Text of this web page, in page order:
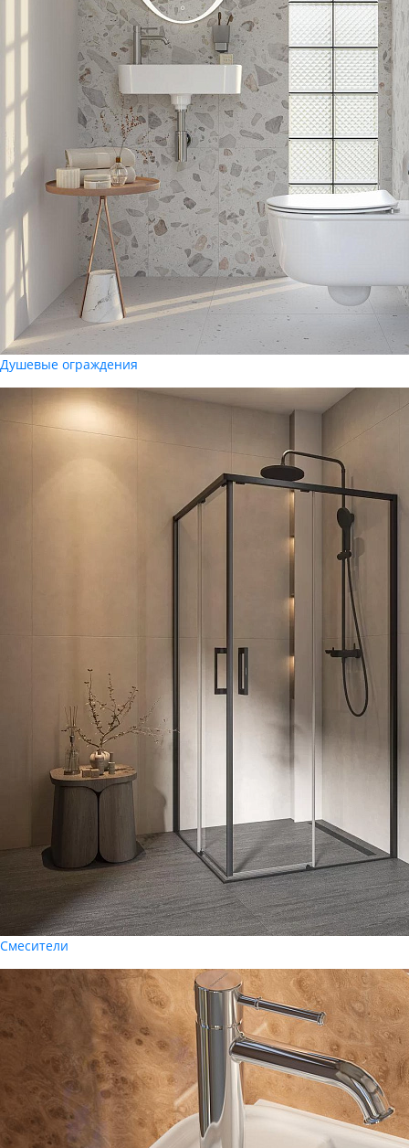
Душевые ограждения
Смесители